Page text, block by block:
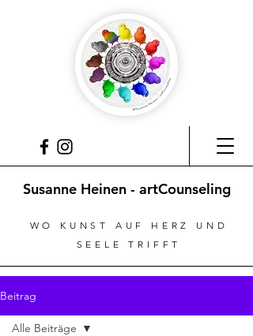
Susanne Heinen - artCounseling
WO KUNST AUF HERZ UND
SEELE TRIFFT
Beitrag
Alle Beiträge